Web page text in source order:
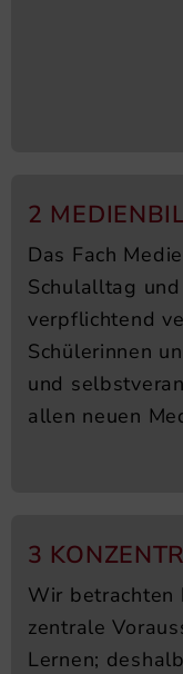
2
Das Fach
Schulalltag
verpflichtend
Schülerinnen
und
allen neuen
3
Wir betrachten
zentrale
Lernen;